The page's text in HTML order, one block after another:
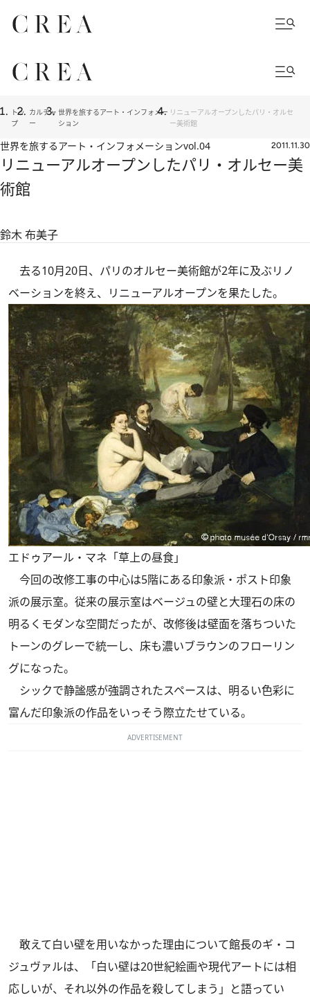
トッ
プ
カルチャ
ー
世界を旅するアート・インフォメー
ション
リニューアルオープンしたパリ・オルセ
ー美術館
世界を旅するアート・インフォメーションvol.04 2011.11.30
リニューアルオープンしたパリ・オルセー美
術館
鈴木 布美子
去る10月20日、パリのオルセー美術館が2年に及ぶリノ
ベーションを終え、リニューアルオープンを果たした。
エドゥアール・マネ「草上の昼食」
今回の改修工事の中心は5階にある印象派・ポスト印象
派の展示室。従来の展示室はベージュの壁と大理石の床の
明るくモダンな空間だったが、改修後は壁面を落ちついた
トーンのグレーで統一し、床も濃いブラウンのフローリン
グになった。
シックで静謐感が強調されたスペースは、明るい色彩に
富んだ印象派の作品をいっそう際立たせている。
ADVERTISEMENT
敢えて白い壁を用いなかった理由について館長のギ・コ
ジュヴァルは、「白い壁は20世紀絵画や現代アートには相
応しいが、それ以外の作品を殺してしまう」と語ってい